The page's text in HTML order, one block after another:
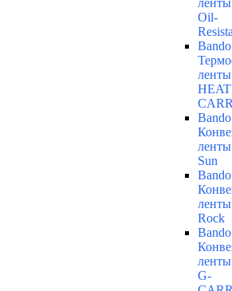
ленты
Oil-
Bando
ленты
HEAT
Bando
ленты
Sun
Bando
ленты
Rock
Bando
ленты
G-